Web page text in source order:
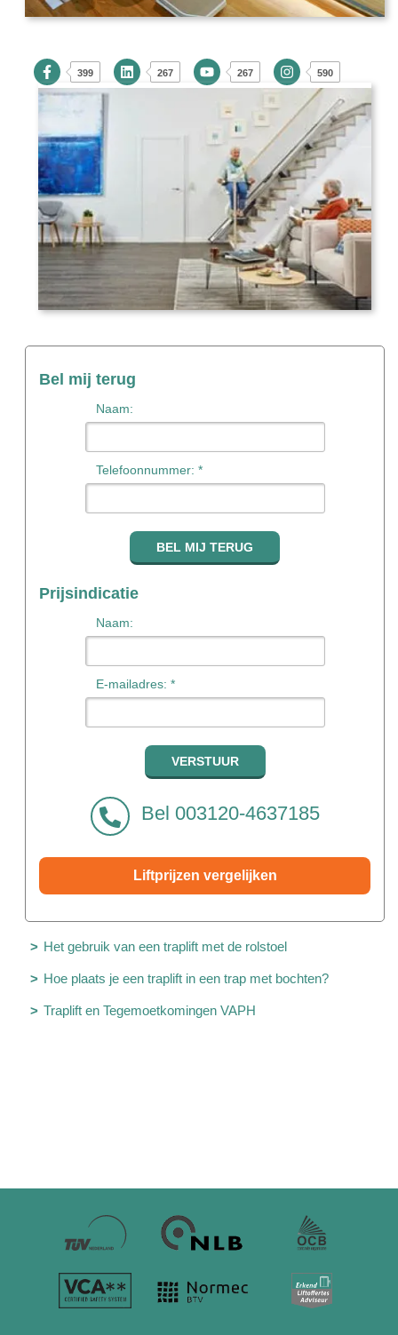
399 267 267 590
Bel mij terug
Naam:
Telefoonnummer: *
Prijsindicatie
Naam:
E-mailadres: *
Bel 003120-4637185
Liftprijzen vergelijken
Het gebruik van een traplift met de rolstoel
Hoe plaats je een traplift in een trap met bochten?
Traplift en Tegemoetkomingen VAPH